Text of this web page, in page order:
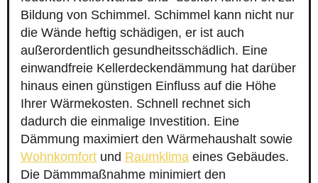
Bildung von Schimmel. Schimmel kann nicht nur
die Wände heftig schädigen, er ist auch
außerordentlich gesundheitsschädlich. Eine
einwandfreie Kellerdeckendämmung hat darüber
hinaus einen günstigen Einfluss auf die Höhe
Ihrer Wärmekosten. Schnell rechnet sich
dadurch die einmalige Investition. Eine
Dämmung maximiert den Wärmehaushalt sowie
Wohnkomfort und Raumklima eines Gebäudes.
Die Dämmmaßnahme minimiert den